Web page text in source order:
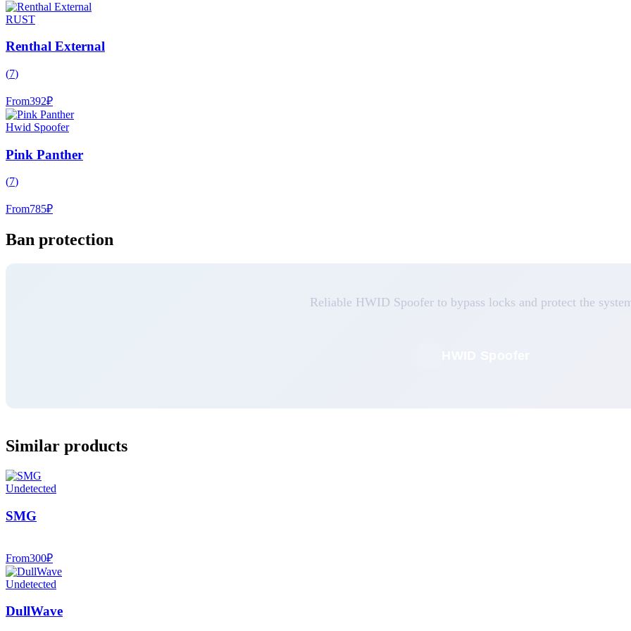
RUST
Renthal External
(7)
From392₽
Hwid Spoofer
Pink Panther
(7)
From785₽
Ban protection
Reliable HWID Spoofer to bypass locks and protect the
Similar products
Undetected
SMG
From300₽
Undetected
DullWave